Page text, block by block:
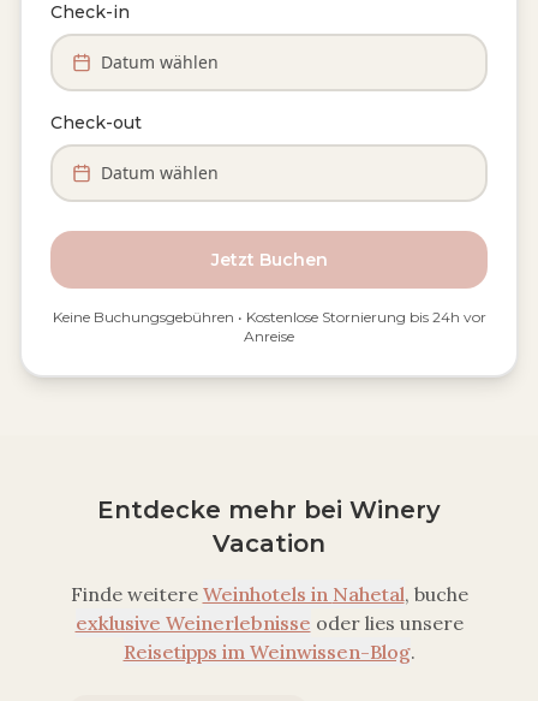
Check-in
Datum wählen
Check-out
Datum wählen
Jetzt Buchen
Keine Buchungsgebühren • Kostenlose Stornierung bis 24h vor
Anreise
Entdecke mehr bei Winery
Vacation
Finde weitere Weinhotels in Nahetal, buche
exklusive Weinerlebnisse oder lies unsere
Reisetipps im Weinwissen-Blog.